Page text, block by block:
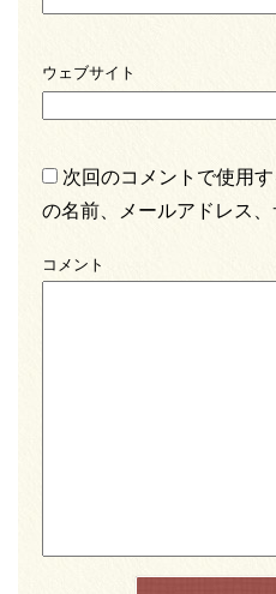
ウェブサイト
次回のコメントで使用
の名前、メールアドレス、
コメント